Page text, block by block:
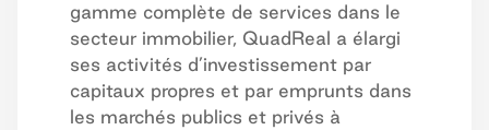
gamme complète de services dans le
secteur immobilier, QuadReal a élargi
ses activités d’investissement par
capitaux propres et par emprunts dans
les marchés publics et privés à